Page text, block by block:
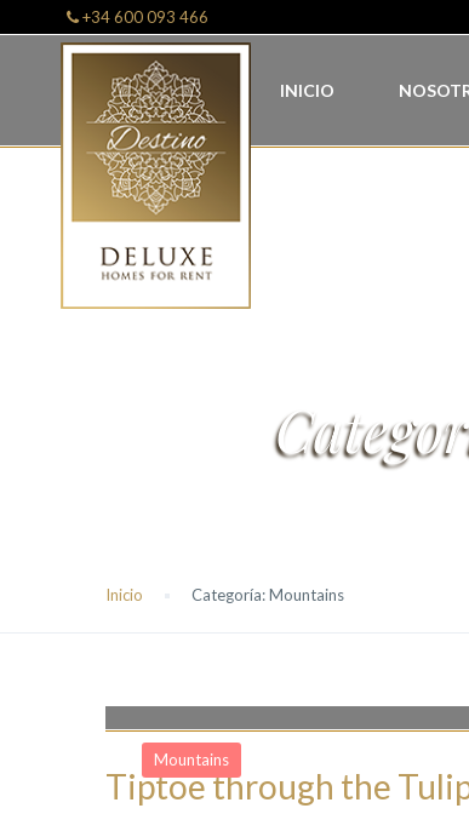
+34 600 093 466
INICIO
Inicio Categoría:Mountains
Mountains
Tiptoe through the